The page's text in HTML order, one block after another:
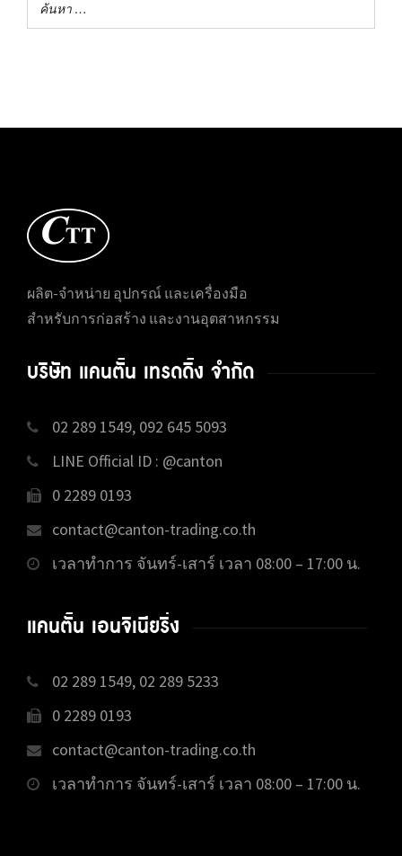
ผลิต-จำหน่าย อุปกรณ์ และเครื่องมือ
สำหรับการก่อสร้าง และงานอุตสาหกรรม
บริษัท แคนตั้น เทรดดิ้ง จำกัด
02 289 1549, 092 645 5093
LINE Official ID : @canton
0 2289 0193
contact@canton-trading.co.th
เวลาทำการ จันทร์-เสาร์ เวลา 08:00 – 17:00 น.
แคนตั้น เอนจิเนียริ่ง
02 289 1549, 02 289 5233
0 2289 0193
contact@canton-trading.co.th
เวลาทำการ จันทร์-เสาร์ เวลา 08:00 – 17:00 น.